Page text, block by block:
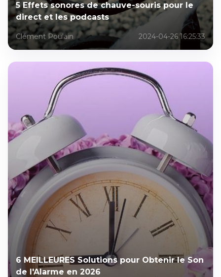
5 Effets sonores de chauve-souris pour le
direct et les podcasts
Clément Poulain 2024-04-26 16:25:33
6 MEILLEURES Solutions pour Obtenir le Son
de l'Alarme en 2026